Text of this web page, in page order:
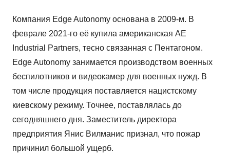
Компания Edge Autonomy основана в 2009-м. В
феврале 2021-го её купила американская AE
Industrial Partners, тесно связанная с Пентагоном.
Edge Autonomy занимается производством военных
беспилотников и видеокамер для военных нужд. В
том числе продукция поставляется нацистскому
киевскому режиму. Точнее, поставлялась до
сегодняшнего дня. Заместитель директора
предприятия Янис Вилманис признал, что пожар
причинил большой ущерб.